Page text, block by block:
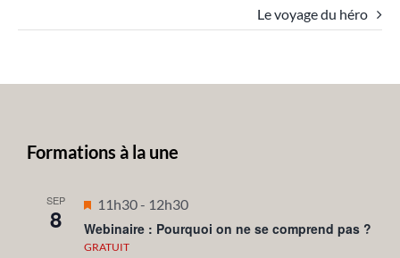
Le voyage du héro
Formations à la une
SEP
8
Mis
en
avant
11h30- 12h30
Webinaire : Pourquoi on ne se comprend pas ?
GRATUIT